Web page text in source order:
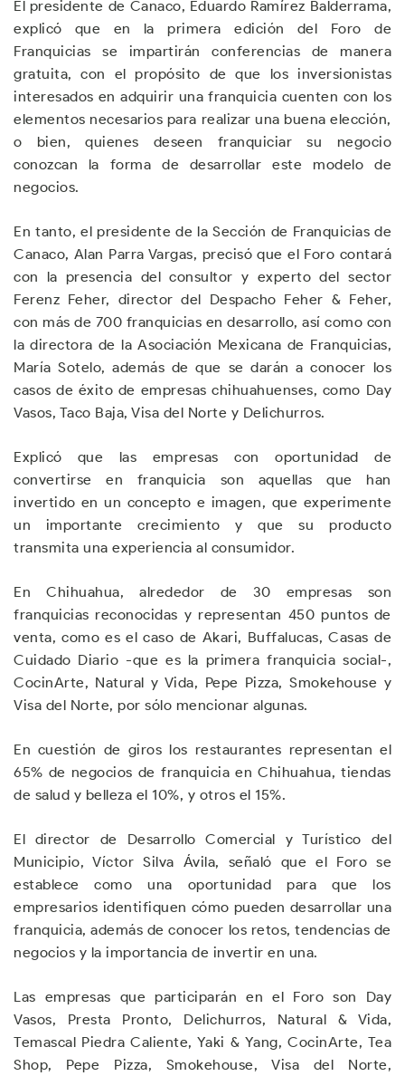
El presidente de Canaco, Eduardo Ramírez Balderrama,
explicó que en la primera edición del Foro de
Franquicias se impartirán conferencias de manera
gratuita, con el propósito de que los inversionistas
interesados en adquirir una franquicia cuenten con los
elementos necesarios para realizar una buena elección,
o bien, quienes deseen franquiciar su negocio
conozcan la forma de desarrollar este modelo de
negocios.
En tanto, el presidente de la Sección de Franquicias de
Canaco, Alan Parra Vargas, precisó que el Foro contará
con la presencia del consultor y experto del sector
Ferenz Feher, director del Despacho Feher & Feher,
con más de 700 franquicias en desarrollo, así como con
la directora de la Asociación Mexicana de Franquicias,
María Sotelo, además de que se darán a conocer los
casos de éxito de empresas chihuahuenses, como Day
Vasos, Taco Baja, Visa del Norte y Delichurros.
Explicó que las empresas con oportunidad de
convertirse en franquicia son aquellas que han
invertido en un concepto e imagen, que experimente
un importante crecimiento y que su producto
transmita una experiencia al consumidor.
En Chihuahua, alrededor de 30 empresas son
franquicias reconocidas y representan 450 puntos de
venta, como es el caso de Akari, Buffalucas, Casas de
Cuidado Diario -que es la primera franquicia social-,
CocinArte, Natural y Vida, Pepe Pizza, Smokehouse y
Visa del Norte, por sólo mencionar algunas.
En cuestión de giros los restaurantes representan el
65% de negocios de franquicia en Chihuahua, tiendas
de salud y belleza el 10%, y otros el 15%.
El director de Desarrollo Comercial y Turístico del
Municipio, Víctor Silva Ávila, señaló que el Foro se
establece como una oportunidad para que los
empresarios identifiquen cómo pueden desarrollar una
franquicia, además de conocer los retos, tendencias de
negocios y la importancia de invertir en una.
Las empresas que participarán en el Foro son Day
Vasos, Presta Pronto, Delichurros, Natural & Vida,
Temascal Piedra Caliente, Yaki & Yang, CocinArte, Tea
Shop, Pepe Pizza, Smokehouse, Visa del Norte,